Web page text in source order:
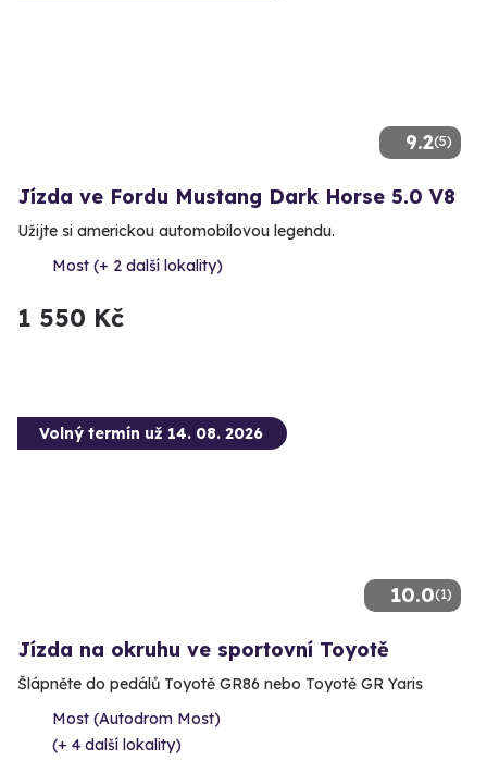
9.2(5)
Jízda ve Fordu Mustang Dark Horse 5.0 V8
Užijte si americkou automobilovou legendu.
Most (+ 2 další lokality)
1 550 Kč
10.0(1)
Volný termín už 14. 08. 2026
Jízda na okruhu ve sportovní Toyotě
Šlápněte do pedálů Toyotě GR86 nebo Toyotě GR Yaris
Most (Autodrom Most)
(+ 4 další lokality)